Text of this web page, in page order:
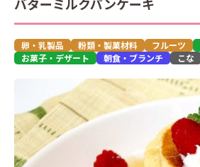
卵・乳製品 粉類・製菓材料 フルーツ
お菓子・デザート
朝食・ブランチ こな